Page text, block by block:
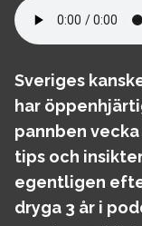
Sveriges
har
pannben
tips och
egentligen
dryga 3 år i